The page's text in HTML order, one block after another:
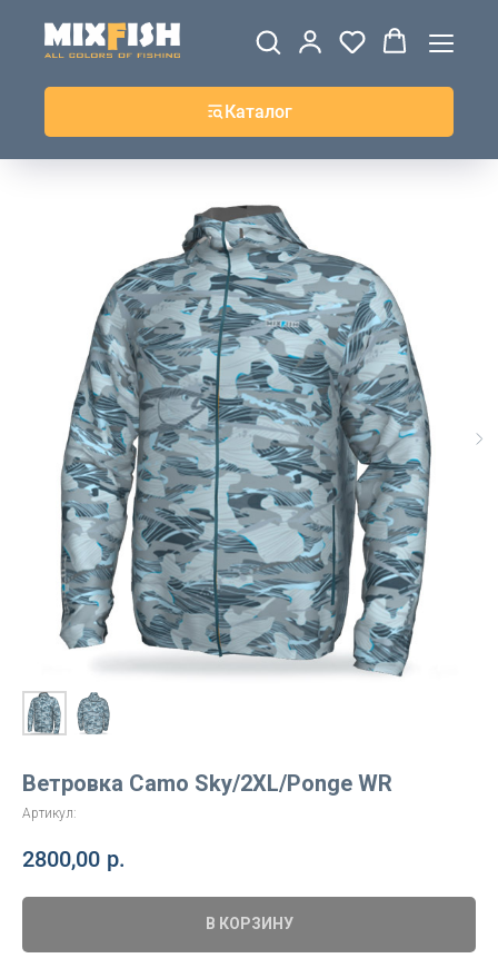
Каталог
ШАПКИ
ДЖЕРСИ
ВЕТРОВКИ И
ТОЛСТОВКИ
ЖИЛЕТКИ
Ветровка Camo Sky/2XL/Ponge WR
Артикул:
2800,00 р.
В КОРЗИНУ